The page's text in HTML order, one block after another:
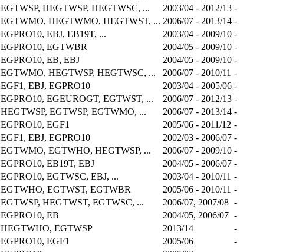
EGTWSP, HEGTWSP, HEGTWSC, ... 2003/04 - 2012/13 -
EGTWMO, HEGTWMO, HEGTWST, ... 2006/07 - 2013/14 -
EGPRO10, EBJ, EB19T, ... 2003/04 - 2009/10 -
EGPRO10, EGTWBR 2004/05 - 2009/10 -
EGPRO10, EB, EBJ 2004/05 - 2009/10 -
EGTWMO, HEGTWSP, HEGTWSC, ... 2006/07 - 2010/11 -
EGF1, EBJ, EGPRO10 2003/04 - 2005/06 -
EGPRO10, EGEUROGT, EGTWST, ... 2006/07 - 2012/13 -
HEGTWSP, EGTWSP, EGTWMO, ... 2006/07 - 2013/14 -
EGPRO10, EGF1 2005/06 - 2011/12 -
EGF1, EBJ, EGPRO10 2002/03 - 2006/07 -
EGTWMO, EGTWHO, HEGTWSP, ... 2006/07 - 2009/10 -
EGPRO10, EB19T, EBJ 2004/05 - 2006/07 -
EGPRO10, EGTWSC, EBJ, ... 2003/04 - 2010/11 -
EGTWHO, EGTWST, EGTWBR 2005/06 - 2010/11 -
EGTWSP, HEGTWST, EGTWSC, ... 2006/07, 2007/08 -
EGPRO10, EB 2004/05, 2006/07 -
HEGTWHO, EGTWSP 2013/14
-
EGPRO10, EGF1 2005/06
-